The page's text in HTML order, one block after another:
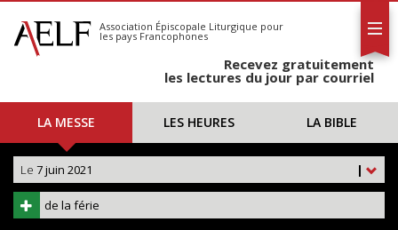
S'abonner
Calendrier
Association Épiscopale Liturgique pour
les pays Francophones
Recevez gratuitement
les lectures du jour par courriel
LA MESSE LES HEURES LA BIBLE
|
Le 7 juin 2021
de la férie